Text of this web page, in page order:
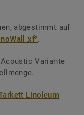
abgestimmt auf
xf².
Variante
Linoleum